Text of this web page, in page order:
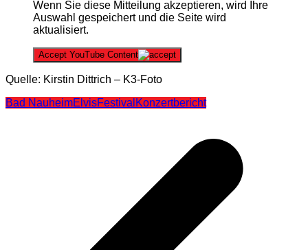
Wenn Sie diese Mitteilung akzeptieren, wird Ihre
Auswahl gespeichert und die Seite wird
aktualisiert.
Accept YouTube Content
Quelle: Kirstin Dittrich – K3-Foto
Bad NauheimElvisFestival Konzertbericht